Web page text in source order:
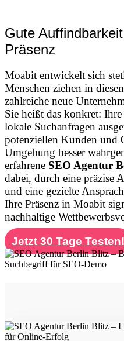
Gute
Präsenz
Moabit entwickelt sich
Menschen ziehen in
zahlreiche neue
Sie heißt das konkret:
lokale Suchanfragen
potenziellen Kunden und
Umgebung besser
erfahrene SEO Agentur
dabei, durch eine präzise
und eine gezielte
Ihre Präsenz in Moabit
nachhaltige
Jetzt 30 Tage Testen!